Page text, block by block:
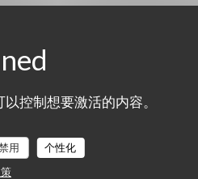
控制想要激活的内容。
用
个性化